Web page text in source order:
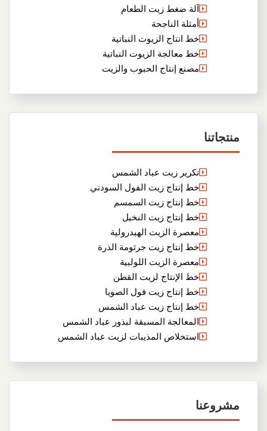
آلة ضغط زيت الطعام
أمثلة الناجحة
خط انتاج الزيوت النباتية
خط معالجة الزيوت النباتية
مصنع إنتاج الحبوب والزيت
منتجاتنا
تكرير زيت عباد الشمس
خط إنتاج زيت الفول السودني
خط إنتاج زيت السمسم
خط إنتاج زيت النخيل
معصرة الزيت الهيدرولية
خط إنتاج زيت جرثومة الذرة
معصرة الزيت اللولبية
خط الإنتاج لزيت القطن
خط إنتاج زيت فول الصويا
خط إنتاج زيت عباد الشمس
المعالجة المسبقة لبذور عباد الشمس
استخلاص المذيبات لزيت عباد الشمس
مشروعنا